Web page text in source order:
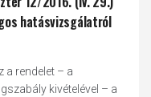
hatásvizsgálatról
a rendelet – a
kivételével – a